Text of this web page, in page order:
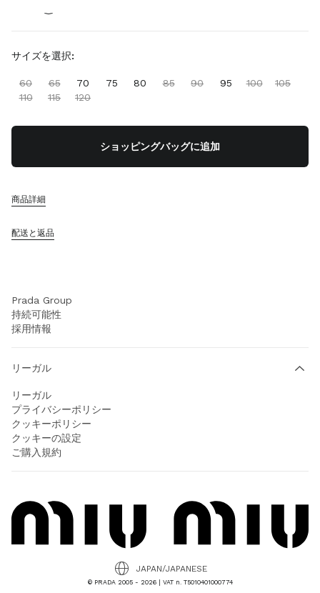
サイズを選択:
60 65 70 75 80 85 90 95 100
105
110
115 120
ショッピングバッグに追加
商品詳細
配送と返品
お問い合わせ
0120-45-1993
お問い合わせ
サイトマップ
サポート
ご注文の追跡
返品
Prada Group
持続可能性
採用情報
リーガル
リーガル
プライバシーポリシー
クッキーポリシー
クッキーの設定
ご購入規約
© PRADA 2005 - 2026 | VAT n. T5010401000774
JAPAN/JAPANESE